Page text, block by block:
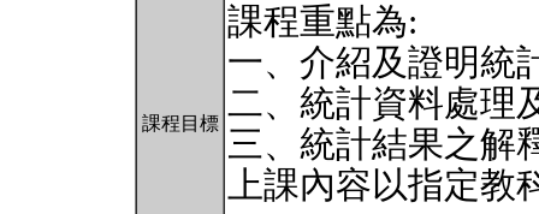
課程目標
課程重點為:
一、介紹及證明統
二、統計資料處理
三、統計結果之解
上課內容以指定教